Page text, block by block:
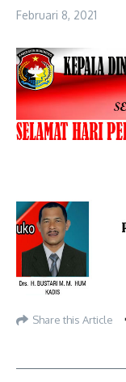
Februari 8, 2021
Share this Article